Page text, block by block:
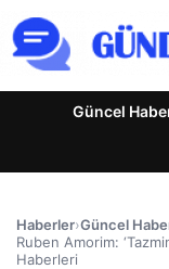
Güncel
Haberler›Güncel
Ruben Amorim:
Haberleri